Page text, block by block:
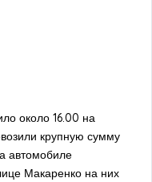
около 16.00 на
крупную сумму
автомобиле
Макаренко на них